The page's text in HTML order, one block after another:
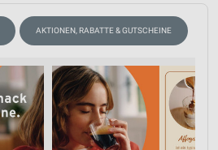
AKTIONEN, RABATTE & GUTSCHEINE